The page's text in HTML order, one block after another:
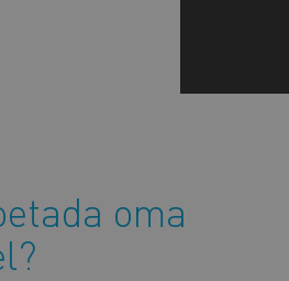
oma